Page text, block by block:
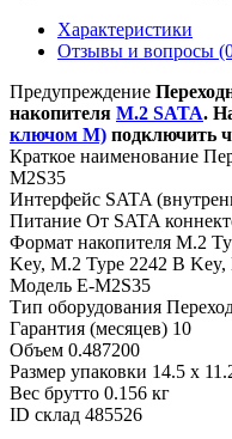
Характеристики
Отзывы и вопросы
Предупреждение
накопителя M.2 SATA.
ключом M) подключить
Краткое наименование
M2S35
Интерфейс SATA
Питание От SATA
Формат накопителя M.2
Key, M.2 Type 2242 B
Модель E-M2S35
Тип оборудования
Гарантия (месяцев) 10
Объем 0.487200
Размер упаковки 14.5 x
Вес брутто 0.156 кг
ID склад 485526